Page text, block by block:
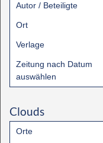
Autor / Beteiligte
Ort
Verlage
Zeitung nach Datum
auswählen
Clouds
Orte